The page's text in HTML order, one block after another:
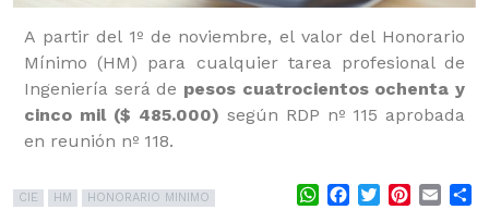
A partir del 1º de noviembre, el valor del Honorario
Mínimo (HM) para cualquier tarea profesional de
Ingeniería será de pesos cuatrocientos ochenta y
cinco mil ($ 485.000) según RDP nº 115 aprobada
en reunión nº 118.
CIE HM HONORARIO MINIMO WhatsApp
Facebook
TwitterPinterest
Email